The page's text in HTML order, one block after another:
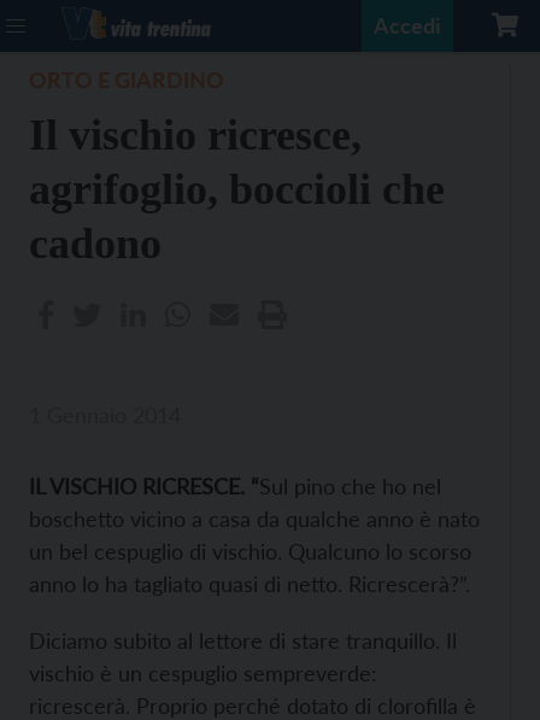
Accedi
Il vischio ricresce,
agrifoglio, boccioli che
cadono
IL VISCHIO RICRESCE. “Sul pino che ho nel
boschetto vicino a casa da qualche anno è nato
un bel cespuglio di vischio. Qualcuno lo scorso
anno lo ha tagliato quasi di netto. Ricrescerà?”.
Diciamo subito al lettore di stare tranquillo. Il
vischio è un cespuglio sempreverde:
ricrescerà. Proprio perché dotato di clorofilla è